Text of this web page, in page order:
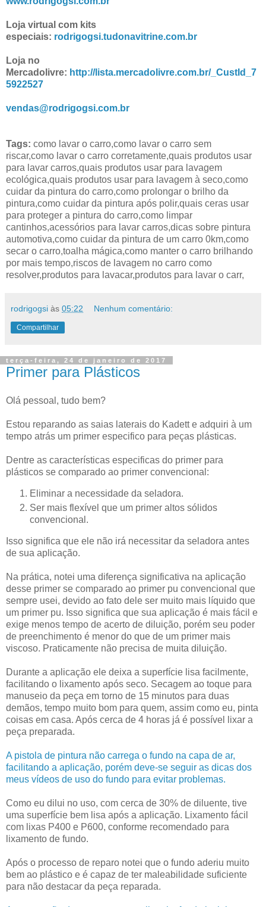
Loja virtual com kits
especiais: rodrigogsi.tudonavitrine.com.br
Loja no
Mercadolivre: http://lista.mercadolivre.com.br/_CustId_7
5922527
vendas@rodrigogsi.com.br
Tags: como lavar o carro,como lavar o carro sem
riscar,como lavar o carro corretamente,quais produtos usar
para lavar carros,quais produtos usar para lavagem
ecológica,quais produtos usar para lavagem à seco,como
cuidar da pintura do carro,como prolongar o brilho da
pintura,como cuidar da pintura após polir,quais ceras usar
para proteger a pintura do carro,como limpar
cantinhos,acessórios para lavar carros,dicas sobre pintura
automotiva,como cuidar da pintura de um carro 0km,como
secar o carro,toalha mágica,como manter o carro brilhando
por mais tempo,riscos de lavagem no carro como
resolver,produtos para lavacar,produtos para lavar o carr,
rodrigogsi às 05:22 Nenhum comentário:
Compartilhar
terça-feira, 24 de janeiro de 2017
Primer para Plásticos
Olá pessoal, tudo bem?
Estou reparando as saias laterais do Kadett e adquiri à um
tempo atrás um primer especifico para peças plásticas.
Dentre as características especificas do primer para
plásticos se comparado ao primer convencional:
Eliminar a necessidade da seladora.
Ser mais flexível que um primer altos sólidos
convencional.
Isso significa que ele não irá necessitar da seladora antes
de sua aplicação.
Na prática, notei uma diferença significativa na aplicação
desse primer se comparado ao primer pu convencional que
sempre usei, devido ao fato dele ser muito mais líquido que
um primer pu. Isso significa que sua aplicação é mais fácil e
exige menos tempo de acerto de diluição, porém seu poder
de preenchimento é menor do que de um primer mais
viscoso. Praticamente não precisa de muita diluição.
Durante a aplicação ele deixa a superfície lisa facilmente,
facilitando o lixamento após seco. Secagem ao toque para
manuseio da peça em torno de 15 minutos para duas
demãos, tempo muito bom para quem, assim como eu, pinta
coisas em casa. Após cerca de 4 horas já é possível lixar a
peça preparada.
A pistola de pintura não carrega o fundo na capa de ar,
facilitando a aplicação, porém deve-se seguir as dicas dos
meus vídeos de uso do fundo para evitar problemas.
Como eu dilui no uso, com cerca de 30% de diluente, tive
uma superfície bem lisa após a aplicação. Lixamento fácil
com lixas P400 e P600, conforme recomendado para
lixamento de fundo.
Após o processo de reparo notei que o fundo aderiu muito
bem ao plástico e é capaz de ter maleabilidade suficiente
para não destacar da peça reparada.